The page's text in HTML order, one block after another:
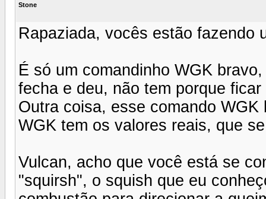
Stone
Rapaziada, vocês estão fazendo
É só um comandinho WGK
fecha e deu, não tem porque
Outra coisa, esse comando
WGK tem os valores reais, que
Vulcan, acho que você está se
"squirsh", o squish que eu